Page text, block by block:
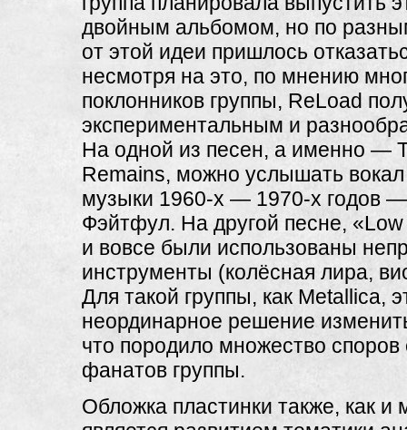
двойным альбомом, но по
от этой идеи пришлось
несмотря на это, по мнению
поклонников группы, ReLoad
экспериментальным и
На одной из песен, а именно —
Remains, можно услышать
музыки 1960-х — 1970-х годов
Фэйтфул. На другой песне, «Low
и вовсе были использованы
инструменты (колёсная лира,
Для такой группы, как Metallica,
неординарное решение
что породило множество споров
фанатов группы.
Обложка пластинки также, как и